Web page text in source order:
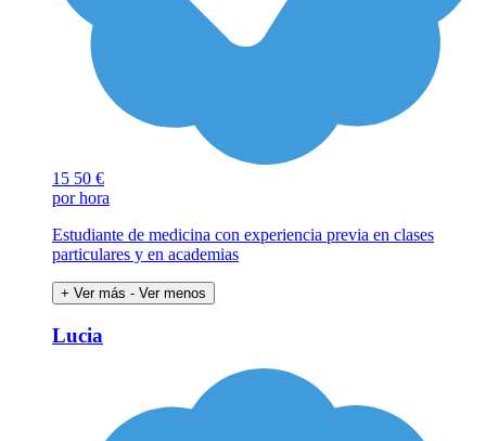
15 50 €
por hora
Estudiante de medicina con experiencia previa en clases
particulares y en academias
+ Ver más - Ver menos
Lucia